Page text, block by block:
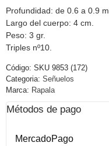
Profundidad: de 0.6 a 0.9 m.
Largo del cuerpo: 4 cm.
Peso: 3 gr.
Triples nº10.
Código: SKU 9853 (172)
Categoria: Señuelos
Marca: Rapala
Métodos de pago
MercadoPago